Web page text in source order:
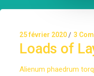
25 février 2020 3
Loads of
Alienum phaedrum